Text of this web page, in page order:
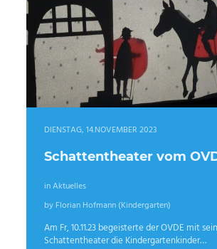
DIENSTAG, 14.NOVEMBER 2023
Schattentheater vom
in Aktuelles
by Florian Hofmann (Kindergarten)
Am Fr, 10.11.23 begeisterte der OVDE mit
Schattentheater die Kindergartenkinder…